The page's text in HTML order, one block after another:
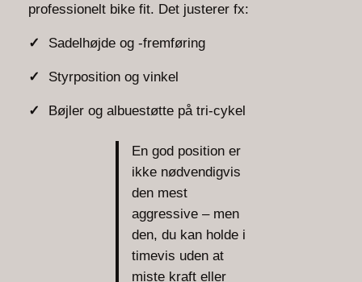
professionelt bike fit. Det justerer fx:
Sadelhøjde og -fremføring
Styrposition og vinkel
Bøjler og albuestøtte på tri-cykel
En god position er
ikke nødvendigvis
den mest
aggressive – men
den, du kan holde i
timevis uden at
miste kraft eller